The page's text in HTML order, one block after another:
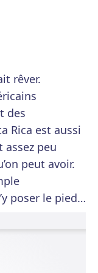
rêver.
des
Rica est aussi
peu
peut avoir.
poser le pied…